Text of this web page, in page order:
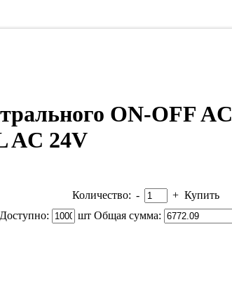
ON-OFF AC
AC 24V
Количество: - + Купить
Доступно:
шт Общая сумма: